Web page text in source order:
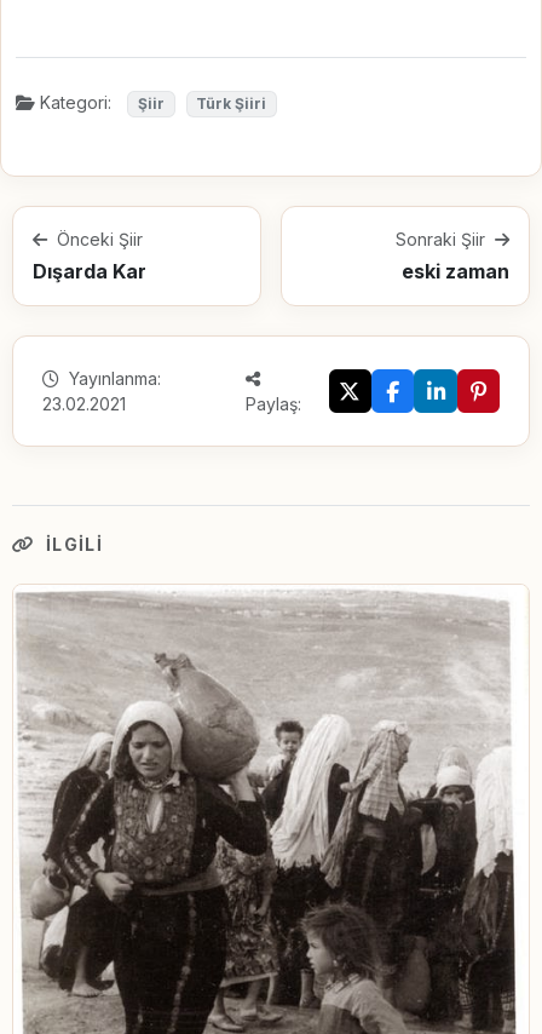
Kategori: Şiir Türk Şiiri
Önceki Şiir
Dışarda Kar
Sonraki Şiir
eski zaman
Yayınlanma:
23.02.2021
Paylaş:
İLGILI